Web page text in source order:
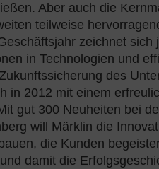
Aber auch die
teilweise
zeichnet sich
in Technologien und
des
in 2012 mit einem
gut 300 Neuheiten bei
will Märklin die
die Kunden
damit die